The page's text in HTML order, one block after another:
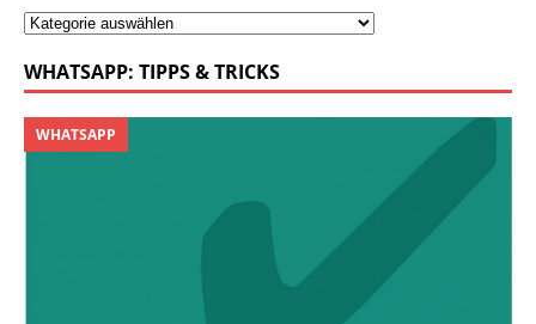
WHATSAPP: TIPPS & TRICKS
WHATSAPP